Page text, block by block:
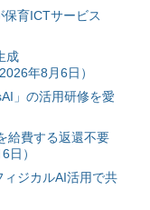
育ICTサービス
成
年8月6日）
」の活用研修を愛
給費する返還不要
日）
ジカルAI活用で共